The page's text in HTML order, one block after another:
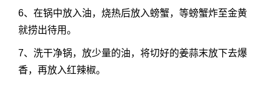
6、在锅中放入油，烧热后放入螃蟹，等螃蟹炸至金黄
就捞出待用。
7、洗干净锅，放少量的油，将切好的姜蒜末放下去爆
香，再放入红辣椒。